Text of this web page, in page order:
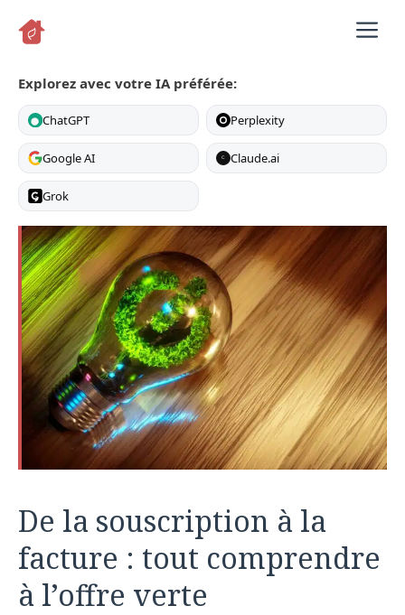
Explorez avec votre IA préférée:
ChatGPT Perplexity
Google AI C Claude.ai
Grok
De la souscription à la
facture : tout comprendre
à l’offre verte